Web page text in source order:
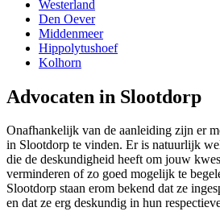
Westerland
Den Oever
Middenmeer
Hippolytushoef
Kolhorn
Advocaten in Slootdorp
Onafhankelijk van de aanleiding zijn er
in Slootdorp te vinden. Er is natuurlijk
die de deskundigheid heeft om jouw
verminderen of zo goed mogelijk te
Slootdorp staan erom bekend dat ze
en dat ze erg deskundig in hun